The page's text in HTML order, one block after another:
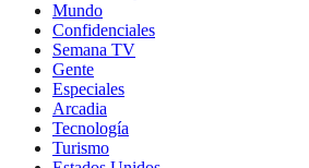
Mundo
Confidenciales
Semana TV
Gente
Especiales
Arcadia
Tecnología
Turismo